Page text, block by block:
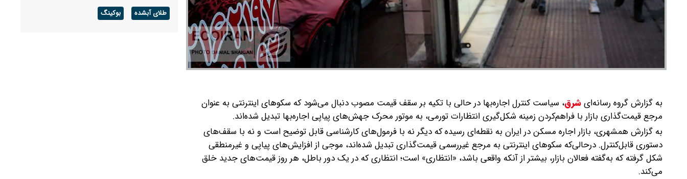
به گزارش گروه رسانه‌ایشرق، سیاست کنترل اجاره‌بها در حالی با تکیه بر سقف قیمت مصوب دنبال می‌شود که سکوهای اینترنتی به عنوان
مرجع قیمت‌گذاری بازار با فراهم‌کردن زمینه شکل‌گیری انتظارات تورمی، به موتور محرک جهش‌های پیاپی اجاره‌بها تبدیل شده‌اند.
به گزارش همشهری، بازار اجاره مسکن در ایران به نقطه‌ای رسیده که دیگر نه با فرمول‌های کارشناسی قابل توضیح است و نه با سقف‌های
دستوری قابل‌کنترل. درحالی‌که سکوهای اینترنتی به مرجع غیررسمی قیمت‌گذاری تبدیل شده‌اند، موجی از افزایش‌های پیاپی و غیرمنطقی
شکل گرفته که به‌گفته فعالان بازار، بیشتر از آنکه واقعی باشد، «انتظاری» است؛ انتظاری که در یک دور باطل، هر روز قیمت‌های جدید خلق
می‌کند.
ماجرای افزایش قبض برق و آب برخی مشترکان چه
طلای آبشده بوکینگ